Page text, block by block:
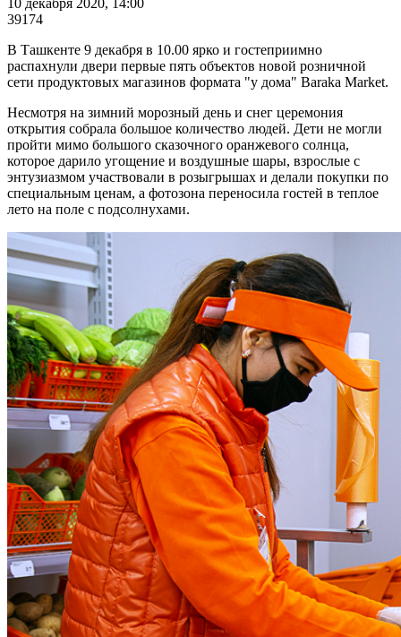
39174
В Ташкенте 9 декабря в 10.00 ярко и гостеприимно
распахнули двери первые пять объектов новой розничной
сети продуктовых магазинов формата "у дома" Baraka Market.
Несмотря на зимний морозный день и снег церемония
открытия собрала большое количество людей. Дети не могли
пройти мимо большого сказочного оранжевого солнца,
которое дарило угощение и воздушные шары, взрослые с
энтузиазмом участвовали в розыгрышах и делали покупки по
специальным ценам, а фотозона переносила гостей в теплое
лето на поле с подсолнухами.